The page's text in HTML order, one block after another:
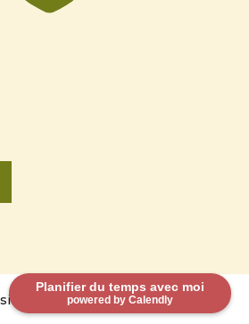
Planifier du temps avec moi
powered by Calendly
bon. Tous droits réservés